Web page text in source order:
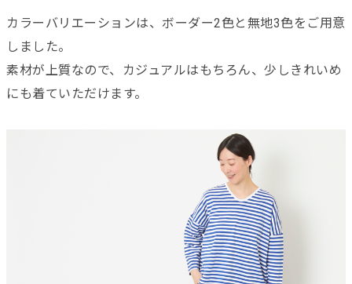
カラーバリエーションは、ボーダー2色と無地3色をご用意
しました。
素材が上質なので、カジュアルはもちろん、少しきれいめ
にも着ていただけます。